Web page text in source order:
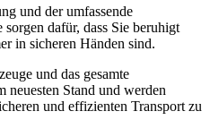
und der umfassende
dafür, dass Sie beruhigt
in sicheren Händen sind.
und das gesamte
neuesten Stand und werden
und effizienten Transport zu